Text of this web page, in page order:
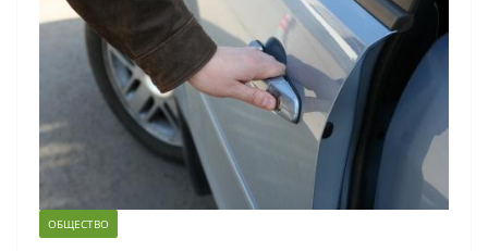
ОБЩЕСТВО